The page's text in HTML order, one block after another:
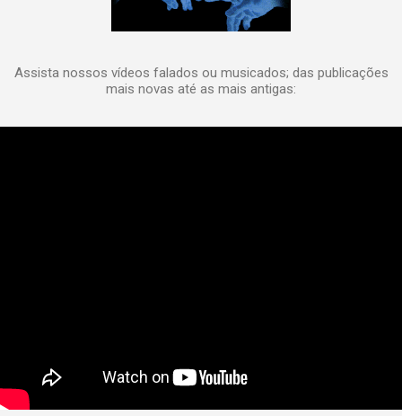
Assista nossos vídeos falados ou musicados; das publicações
mais novas até as mais antigas: